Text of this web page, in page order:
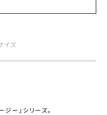
イズ
ー」シリーズ。